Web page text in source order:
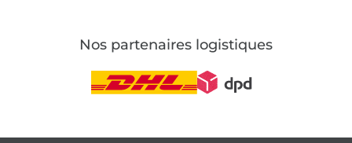
Nos partenaires logistiques